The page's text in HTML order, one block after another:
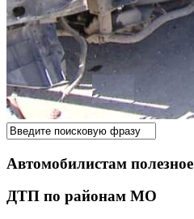
Автомобилистам полезное
ДТП по районам МО